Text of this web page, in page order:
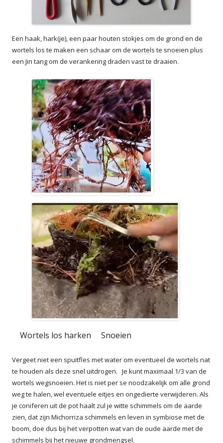
Een haak, hark(je), een paar houten stokjes om de grond en de
wortels los te maken een schaar om de wortels te snoeien plus
een Jin tang om de verankering draden vast te draaien.
Wortels los harken Snoeien
Vergeet niet een spuitfles met water om eventueel de wortels nat
te houden als deze snel uitdrogen. Je kunt maximaal 1/3 van de
wortels wegsnoeien. Het is niet per se noodzakelijk om alle grond
weg te halen, wel eventuele eitjes en ongedierte verwijderen. Als
je coniferen uit de pot haalt zul je witte schimmels om de aarde
zien, dat zijn Michorriza schimmels en leven in symbiose met de
boom, doe dus bij het verpotten wat van de oude aarde met de
schimmels bij het nieuwe grondmengsel.